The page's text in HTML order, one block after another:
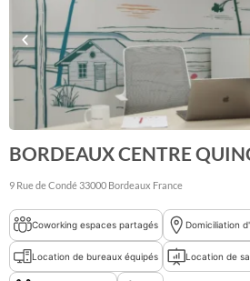
BORDEAUX CENTRE
9 Rue de Condé 33000 Bordeaux France
Coworking espaces partagés Domiciliation
Location de bureaux équipés Location de